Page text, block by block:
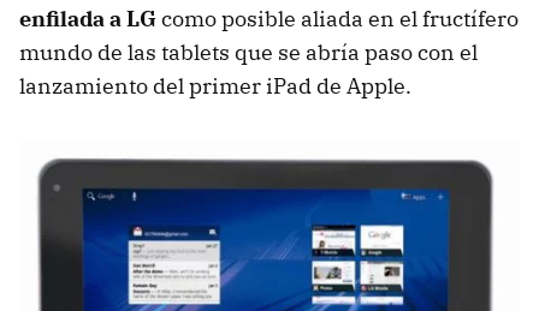
enfilada a LGcomo posible aliada en el fructífero
mundo de las tablets que se abría paso con el
lanzamiento del primer iPad de Apple.